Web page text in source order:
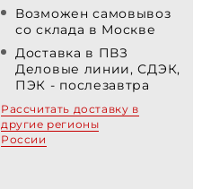
Возможен самовывоз
со склада в Москве
Доставка в ПВЗ
Деловые линии, СДЭК,
ПЭК - послезавтра
Рассчитать доставку в
другие регионы
России